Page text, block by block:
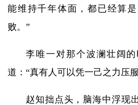
能维持千年体面，都已经算
败。”
李唯一对那个波澜壮阔
道：“真有人可以凭一己之力压
赵知拙点头，脑海中浮现